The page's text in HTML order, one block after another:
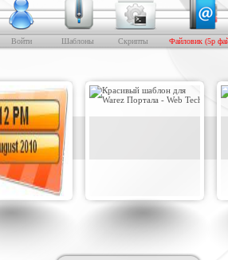
Войти Шаблоны Скрипты Файловик (5р